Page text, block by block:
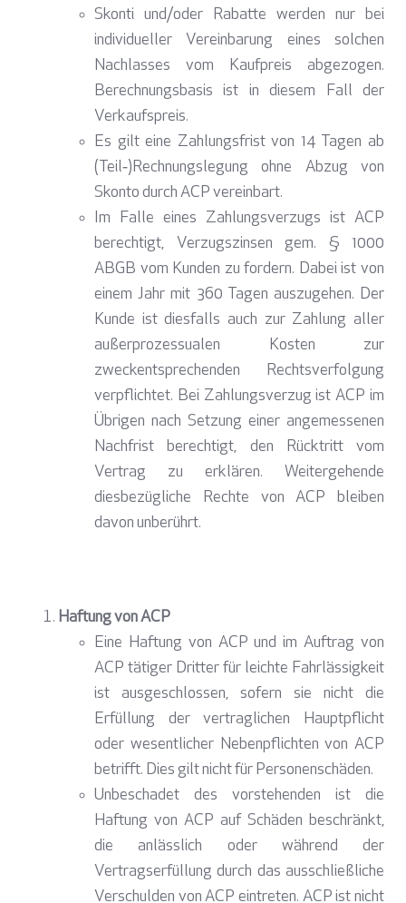
Skonti und/oder Rabatte werden nur bei
individueller Vereinbarung eines solchen
Nachlasses vom Kaufpreis abgezogen.
Berechnungsbasis ist in diesem Fall der
Verkaufspreis.
Es gilt eine Zahlungsfrist von 14 Tagen ab
(Teil‑)Rechnungslegung ohne Abzug von
Skonto durch ACP vereinbart.
Im Falle eines Zahlungsverzugs ist ACP
berechtigt, Verzugszinsen gem. § 1000
ABGB vom Kunden zu fordern. Dabei ist von
einem Jahr mit 360 Tagen auszugehen. Der
Kunde ist diesfalls auch zur Zahlung aller
außerprozessualen Kosten zur
zweckentsprechenden Rechtsverfolgung
verpflichtet. Bei Zahlungsverzug ist ACP im
Übrigen nach Setzung einer angemessenen
Nachfrist berechtigt, den Rücktritt vom
Vertrag zu erklären. Weitergehende
diesbezügliche Rechte von ACP bleiben
davon unberührt.
Haftung von ACP
Eine Haftung von ACP und im Auftrag von
ACP tätiger Dritter für leichte Fahrlässigkeit
ist ausgeschlossen, sofern sie nicht die
Erfüllung der vertraglichen Hauptpflicht
oder wesentlicher Nebenpflichten von ACP
betrifft. Dies gilt nicht für Personenschäden.
Unbeschadet des vorstehenden ist die
Haftung von ACP auf Schäden beschränkt,
die anlässlich oder während der
Vertragserfüllung durch das ausschließliche
Verschulden von ACP eintreten. ACP ist nicht